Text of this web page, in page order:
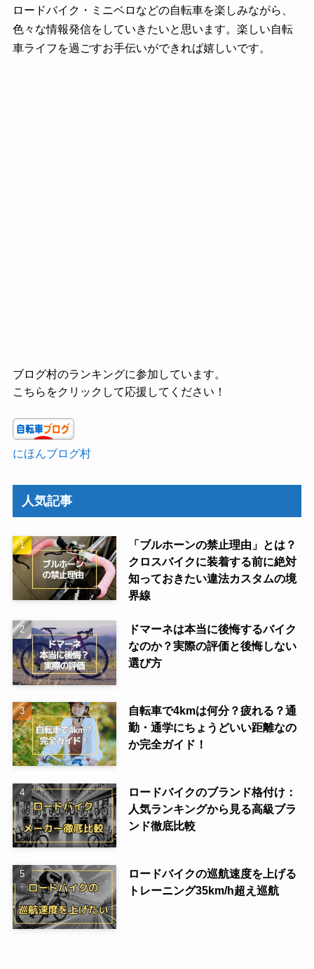
ロードバイク・ミニベロなどの自転車を楽しみながら、
色々な情報発信をしていきたいと思います。楽しい自転
車ライフを過ごすお手伝いができれば嬉しいです。
ブログ村のランキングに参加しています。
こちらをクリックして応援してください！
にほんブログ村
人気記事
「ブルホーンの禁止理由」とは？
クロスバイクに装着する前に絶対
知っておきたい違法カスタムの境
界線
ドマーネは本当に後悔するバイク
なのか？実際の評価と後悔しない
選び方
自転車で4kmは何分？疲れる？通
勤・通学にちょうどいい距離なの
か完全ガイド！
ロードバイクのブランド格付け：
人気ランキングから見る高級ブラ
ンド徹底比較
ロードバイクの巡航速度を上げる
トレーニング35km/h超え巡航